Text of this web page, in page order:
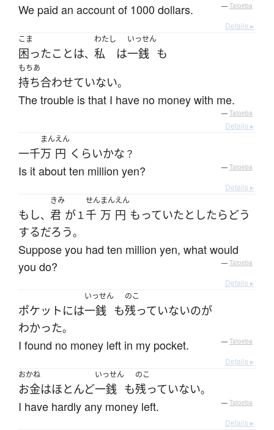
We paid an account of 1000 dollars. — Tatoeba
Details ▸
こま
困ったことは、
わたし
私 は
いっせん
一銭 も
もちあ
持ち合わせていない。
The trouble is that I have no money with me.
— Tatoeba
Details ▸
一千
まん
万
えん
円 くらいかな ？
Is it about ten million yen? — Tatoeba
Details ▸
もし、
きみ
君 が１
せん
千
まん
万
えん
円 もっていたとしたら どう
するだろう。
Suppose you had ten million yen, what would
you do?
— Tatoeba
Details ▸
ポケット には
いっせん
一銭 も
のこ
残っていないのが
わかった。
I found no money left in my pocket. — Tatoeba
Details ▸
おかね
お金はほとんど
いっせん
一銭 も
のこ
残っていない。
I have hardly any money left. — Tatoeba
Details ▸